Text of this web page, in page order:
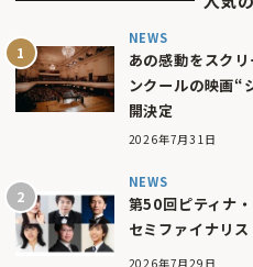
NEWS
あの感動をスク
ンクールの映画“
開決定
2026年7月31日
NEWS
第50回ピティナ
セミファイナリ
2026年7月29日